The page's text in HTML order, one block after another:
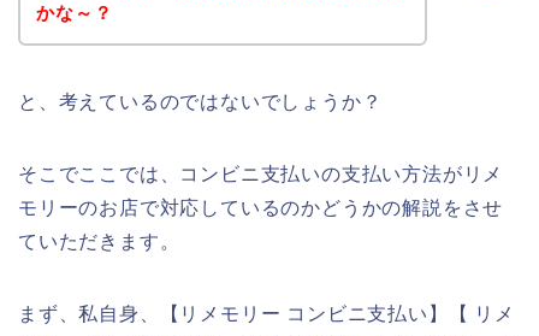
かな～？
と、考えているのではないでしょうか？
そこでここでは、コンビニ支払いの支払い方法がリメ
モリーのお店で対応しているのかどうかの解説をさせ
ていただきます。
まず、私自身、【リメモリー コンビニ支払い】【 リメ